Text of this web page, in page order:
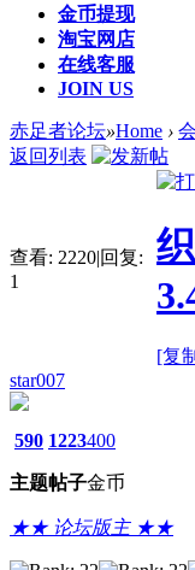
金币提现
淘宝网店
在线客服
JOIN US
赤足者论坛»Home ›
返回列表
查看: 2220|回复:
1
[复
star007
590
主题
1223
帖子
400
金币
★★ 论坛版主 ★★